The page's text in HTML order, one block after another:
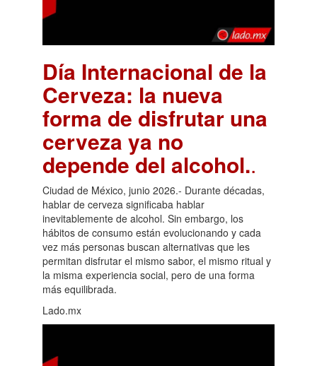
Día Internacional de la
Cerveza: la nueva
forma de disfrutar una
cerveza ya no
depende del alcohol..
Ciudad de México, junio 2026.- Durante décadas,
hablar de cerveza significaba hablar
inevitablemente de alcohol. Sin embargo, los
hábitos de consumo están evolucionando y cada
vez más personas buscan alternativas que les
permitan disfrutar el mismo sabor, el mismo ritual y
la misma experiencia social, pero de una forma
más equilibrada.
Lado.mx